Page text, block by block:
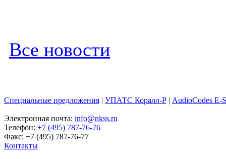
Все новости
Специальные предложения | УПАТС Коралл-Р | AudioCodes E-
Электронная почта: info@nkss.ru
Телефон: +7 (495) 787-76-76
Факс: +7 (495) 787-76-77
Контакты